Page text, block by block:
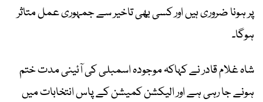
پر ہونا ضروری ہیں اور کسی بھی تاخیر سے جمہوری عمل متاثر
ہوگا۔
شاہ غلام قادر نے کہاکہ موجودہ اسمبلی کی آئینی مدت ختم
ہونے جا رہی ہے اور الیکشن کمیشن کے پاس انتخابات میں